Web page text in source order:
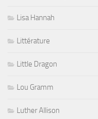
Lisa Hannah
Littérature
Little Dragon
Lou Gramm
Luther Allison